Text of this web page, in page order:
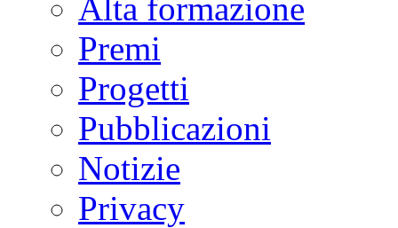
Alta formazione
Premi
Progetti
Pubblicazioni
Notizie
Privacy